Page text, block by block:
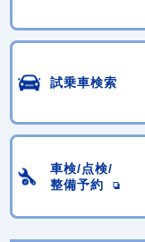
試乗車検索
車検/点検/
整備予約